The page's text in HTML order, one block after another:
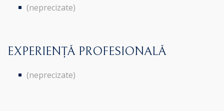
(neprecizate)
EXPERIENȚĂ PROFESIONALĂ
(neprecizate)